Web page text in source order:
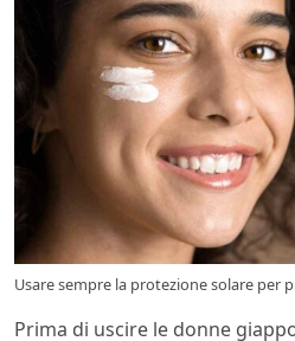
Usare sempre la protezione solare per
Prima di uscire le donne